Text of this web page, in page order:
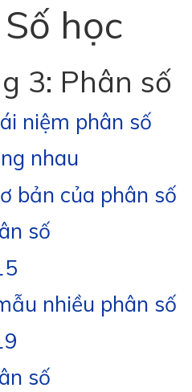
học
3: Phân số
niệm phân số
nhau
bản của phân số
số
nhiều phân số
số